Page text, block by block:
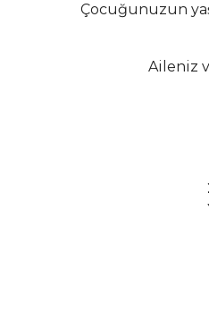
Çocuğunuzun
Aileniz